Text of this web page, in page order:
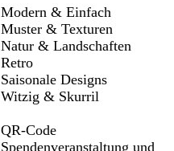
Modern & Einfach
Muster & Texturen
Natur & Landschaften
Retro
Saisonale Designs
Witzig & Skurril
QR-Code
Spendenveranstaltung und